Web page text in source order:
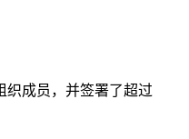
织成员，并签署了超过